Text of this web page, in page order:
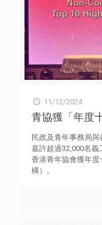
11/12/2024
青協獲「年度
民政及青年事務局
嘉許超過32,000名
香港青年協會獲年
構）。